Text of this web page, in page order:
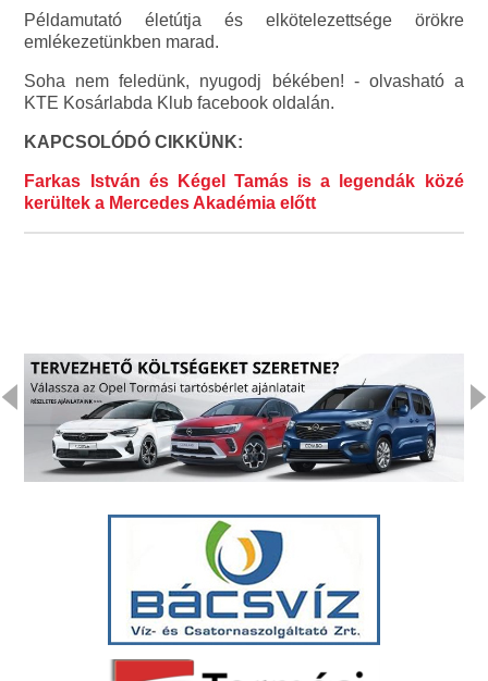
Példamutató életútja és elkötelezettsége örökre
emlékezetünkben marad.
Soha nem feledünk, nyugodj békében! - olvasható a
KTE Kosárlabda Klub facebook oldalán.
KAPCSOLÓDÓ CIKKÜNK:
Farkas István és Kégel Tamás is a legendák közé
kerültek a Mercedes Akadémia előtt